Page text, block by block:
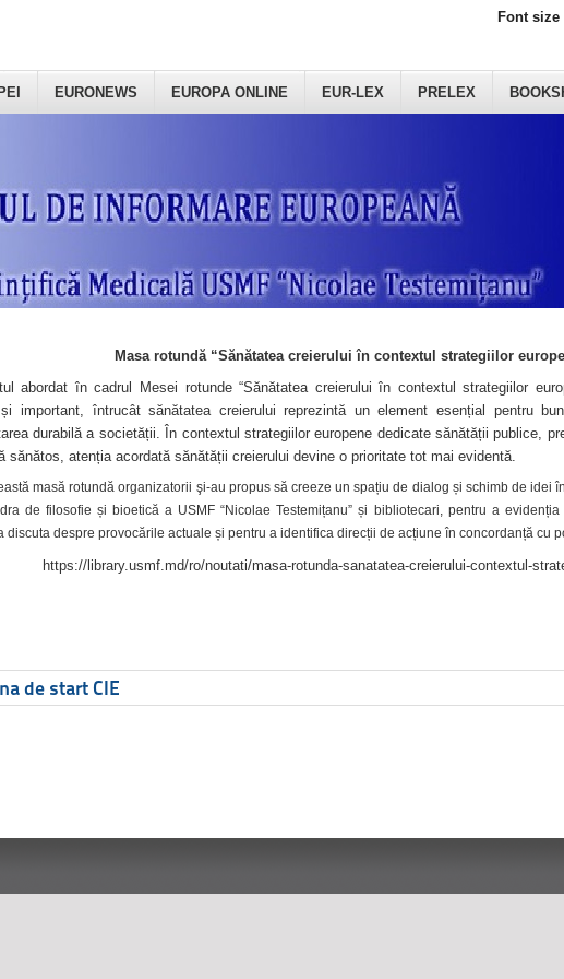
EURONEWS EUROPA ONLINE EUR-LEX PRELEX
Font size
Masa rotundă “Sănătatea creierului în contextul strategiilor
abordat în cadrul Mesei rotunde “Sănătatea creierului în contextul strategiilor
important, întrucât sănătatea creierului reprezintă un element esențial pentru
durabilă a societății. În contextul strategiilor europene dedicate sănătății publice,
sănătos, atenția acordată sănătății creierului devine o prioritate tot mai evidentă.
masă rotundă organizatorii şi-au propus să creeze un spațiu de dialog și schimb de idei
de filosofie și bioetică a USMF “Nicolae Testemițanu” și bibliotecari, pentru a
discuta despre provocările actuale și pentru a identifica direcții de acțiune în concordanță cu
https://library.usmf.md/ro/noutati/masa-rotunda-sanatatea-creierului-contextul-
de start CIE